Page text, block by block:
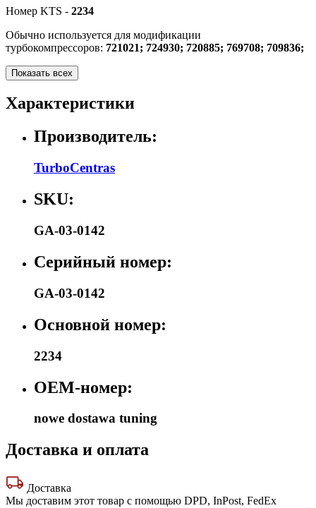
Номер KTS - 2234
Обычно используется для модификации
турбокомпрессоров: 721021; 724930; 720885; 769708; 709836;
Показать всех
Характеристики
Производитель:
TurboCentras
SKU:
GA-03-0142
Серийный номер:
GA-03-0142
Основной номер:
2234
OEM-номер:
nowe dostawa tuning
Доставка и оплата
Доставка
Мы доставим этот товар с помощью DPD, InPost, FedEx